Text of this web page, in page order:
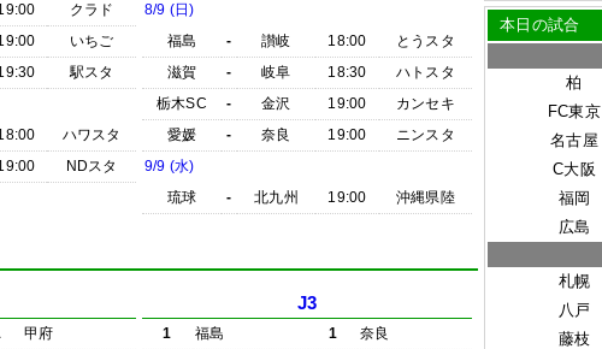
クラド
いちご
駅スタ
ハワスタ
NDスタ
8/9 (日)
福島
- 讃岐 18:00
とうスタ
滋賀
- 岐阜 18:30
ハトスタ
栃木SC
- 金沢 19:00
カンセキ
愛媛
- 奈良 19:00
ニンスタ
9/9 (水)
琉球
- 北九州 19:00 沖縄県陸
甲府
J3
1 福島 1
奈良
本日の試合
柏
FC東京
名古屋
C大阪
福岡
広島
札幌
八戸
藤枝